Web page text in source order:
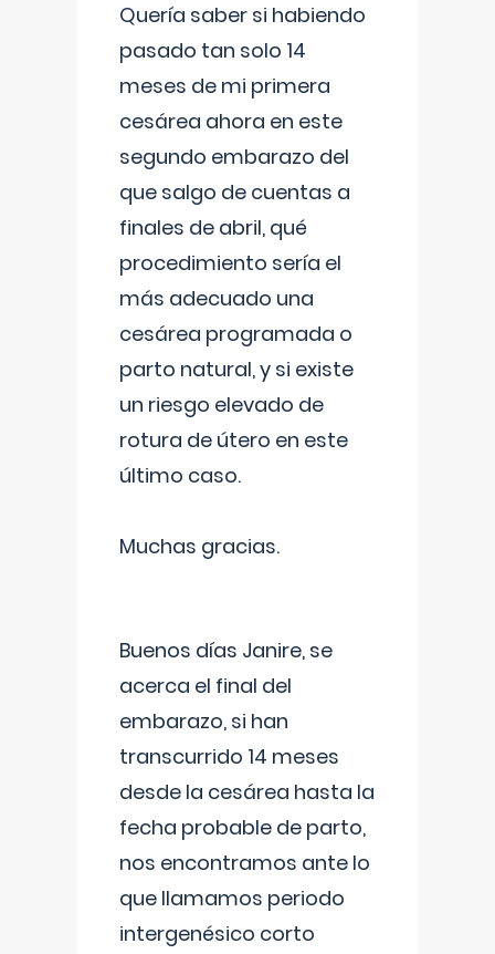
Quería saber si habiendo
pasado tan solo 14
meses de mi primera
cesárea ahora en este
segundo embarazo del
que salgo de cuentas a
finales de abril, qué
procedimiento sería el
más adecuado una
cesárea programada o
parto natural, y si existe
un riesgo elevado de
rotura de útero en este
último caso.
Muchas gracias.
Buenos días Janire, se
acerca el final del
embarazo, si han
transcurrido 14 meses
desde la cesárea hasta la
fecha probable de parto,
nos encontramos ante lo
que llamamos periodo
intergenésico corto